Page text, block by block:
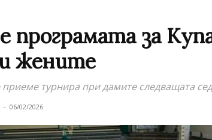
програмата за
жените
приеме турнира при дамите следващата
- 06/02/2026